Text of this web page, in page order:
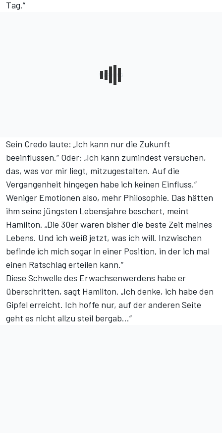
Tag.“
Sein Credo laute: „Ich kann nur die Zukunft
beeinflussen.“ Oder: „Ich kann zumindest versuchen,
das, was vor mir liegt, mitzugestalten. Auf die
Vergangenheit hingegen habe ich keinen Einfluss.“
Weniger Emotionen also, mehr Philosophie. Das hätten
ihm seine jüngsten Lebensjahre beschert, meint
Hamilton. „Die 30er waren bisher die beste Zeit meines
Lebens. Und ich weiß jetzt, was ich will. Inzwischen
befinde ich mich sogar in einer Position, in der ich mal
einen Ratschlag erteilen kann.“
Diese Schwelle des Erwachsenwerdens habe er
überschritten, sagt Hamilton. „Ich denke, ich habe den
Gipfel erreicht. Ich hoffe nur, auf der anderen Seite
geht es nicht allzu steil bergab…“